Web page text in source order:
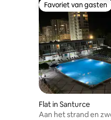
Favoriet van gasten
Favoriet van gasten
Flat in Santurce
Aan het strand en